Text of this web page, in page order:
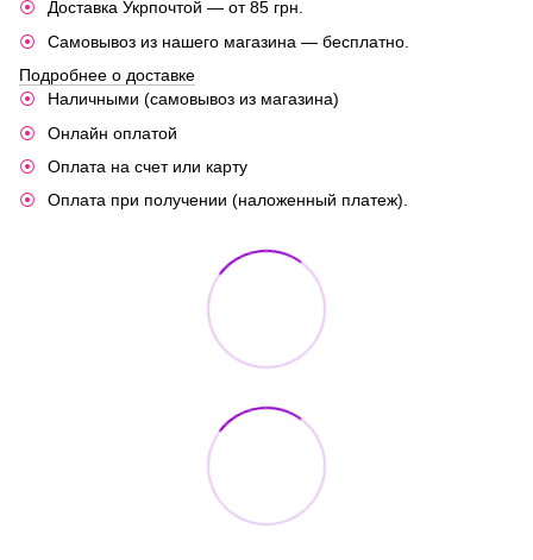
Доставка Укрпочтой — от 85 грн.
Самовывоз из нашего магазина — бесплатно.
Подробнее о доставке
Наличными (самовывоз из магазина)
Онлайн оплатой
Оплата на счет или карту
Оплата при получении (наложенный платеж).